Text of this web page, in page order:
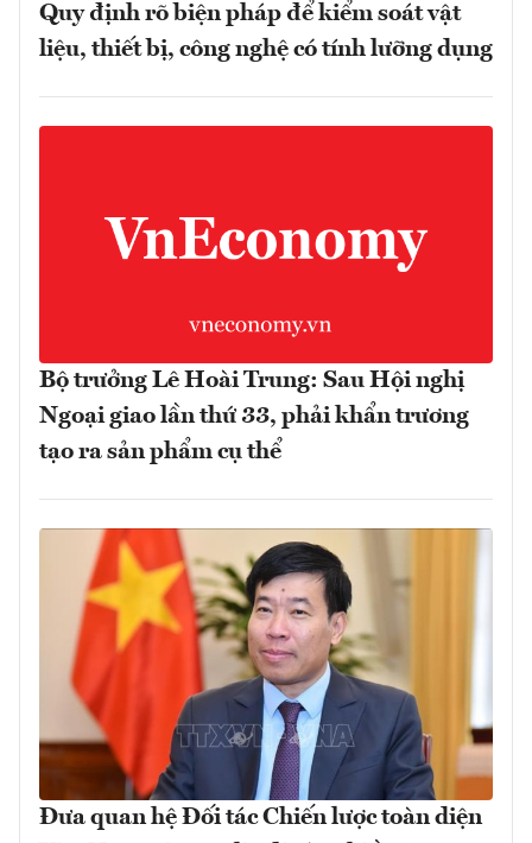
Quy định rõ biện pháp để kiểm soát vật
liệu, thiết bị, công nghệ có tính lưỡng dụng
Bộ trưởng Lê Hoài Trung: Sau Hội nghị
Ngoại giao lần thứ 33, phải khẩn trương
tạo ra sản phẩm cụ thể
Đưa quan hệ Đối tác Chiến lược toàn diện